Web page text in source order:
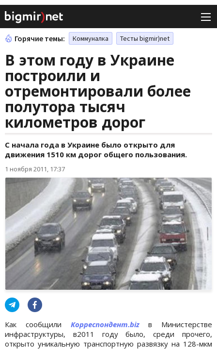
Горячие темы: Коммуналка Тесты bigmir)net
В этом году в Украине
построили и
отремонтировали более
полутора тысяч
километров дорог
С начала года в Украине было открыто для
движения 1510 км дорог общего пользования.
1 ноября 2011, 17:37
Как сообщили Корреспондент.bizв Министерстве
инфраструктуры, в2011 году было, среди прочего,
открыто уникальную транспортную развязку на 128-мкм